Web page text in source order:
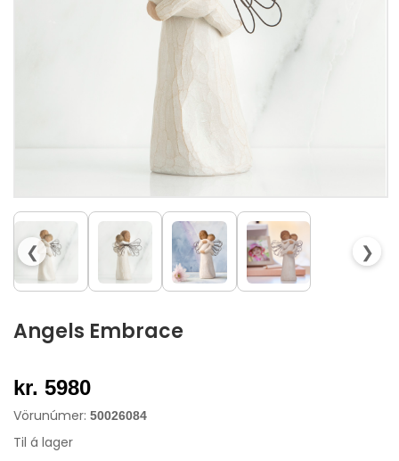
❮ ❯
Angels Embrace
kr. 5980
Vörunúmer: 50026084
Til á lager